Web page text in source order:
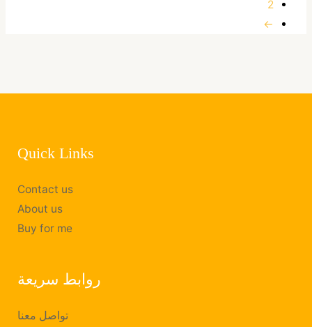
2
←
Quick Links
Contact us
About us
Buy for me
روابط سريعة
تواصل معنا